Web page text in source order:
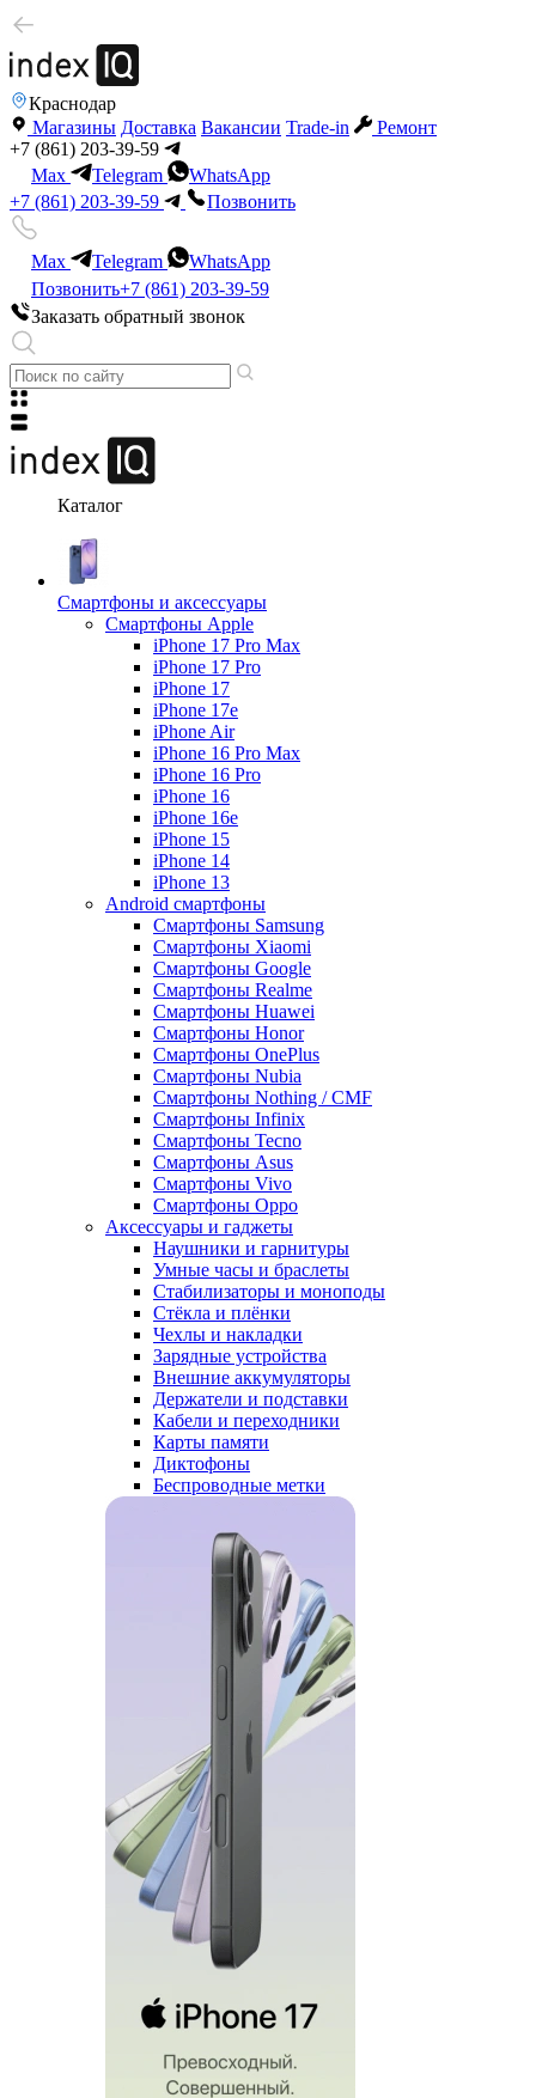
Краснодар
Магазины Доставка Вакансии Trade-in
Ремонт
+7 (861) 203-39-59
Max
Telegram
WhatsApp
+7 (861) 203-39-59
Позвонить
Max Telegram
WhatsApp
Позвонить+7 (861) 203-39-59
Заказать обратный звонок
Каталог
Смартфоны и аксессуары
Смартфоны Apple
iPhone 17 Pro Max
iPhone 17 Pro
iPhone 17
iPhone 17e
iPhone Air
iPhone 16 Pro Max
iPhone 16 Pro
iPhone 16
iPhone 16e
iPhone 15
iPhone 14
iPhone 13
Android cмартфоны
Смартфоны Samsung
Смартфоны Xiaomi
Смартфоны Google
Смартфоны Realme
Смартфоны Huawei
Смартфоны Honor
Смартфоны OnePlus
Смартфоны Nubia
Смартфоны Nothing / CMF
Смартфоны Infinix
Смартфоны Tecno
Смартфоны Asus
Смартфоны Vivo
Смартфоны Oppo
Аксессуары и гаджеты
Наушники и гарнитуры
Умные часы и браслеты
Стабилизаторы и моноподы
Стёкла и плёнки
Чехлы и накладки
Зарядные устройства
Внешние аккумуляторы
Держатели и подставки
Кабели и переходники
Карты памяти
Диктофоны
Беспроводные метки